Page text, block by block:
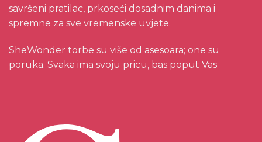
savršeni pratilac, prkoseći dosadnim danima i
spremne za sve vremenske uvjete.
SheWonder torbe su više od asesoara; one su
poruka. Svaka ima svoju pricu, bas poput Vas